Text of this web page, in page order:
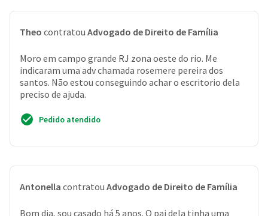
Theo contratou Advogado de Direito de Família
Moro em campo grande RJ zona oeste do rio. Me
indicaram uma adv chamada rosemere pereira dos
santos. Não estou conseguindo achar o escritorio dela
preciso de ajuda.
Pedido atendido
Antonella contratou Advogado de Direito de Família
Bom dia, sou casado há 5 anos. O pai dela tinha uma